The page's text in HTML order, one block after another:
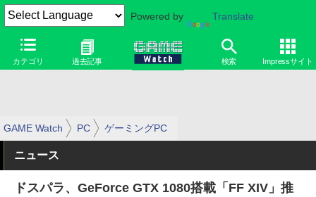
Powered by Translate
カテゴリ 過去記事 検索 Impressサイト
GAME Watch PC ゲーミングPC
ニュース
ドスパラ、GeForce GTX 1080搭載「FF XIV」推